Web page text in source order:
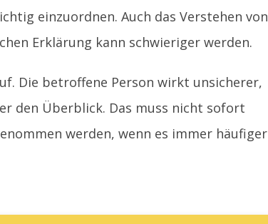
einzuordnen. Auch das Verstehen von
Erklärung kann schwieriger werden.
Die betroffene Person wirkt unsicherer,
den Überblick. Das muss nicht sofort
werden, wenn es immer häufiger